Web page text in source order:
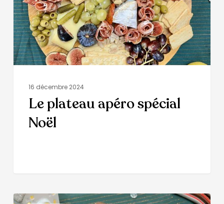
16 décembre 2024
Le plateau apéro spécial
Noël